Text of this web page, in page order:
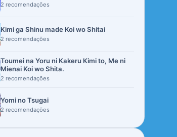
2 recomendações
Kimi ga Shinu made Koi wo Shitai
2 recomendações
Toumei na Yoru ni Kakeru Kimi to, Me ni
Mienai Koi wo Shita.
2 recomendações
Yomi no Tsugai
2 recomendações